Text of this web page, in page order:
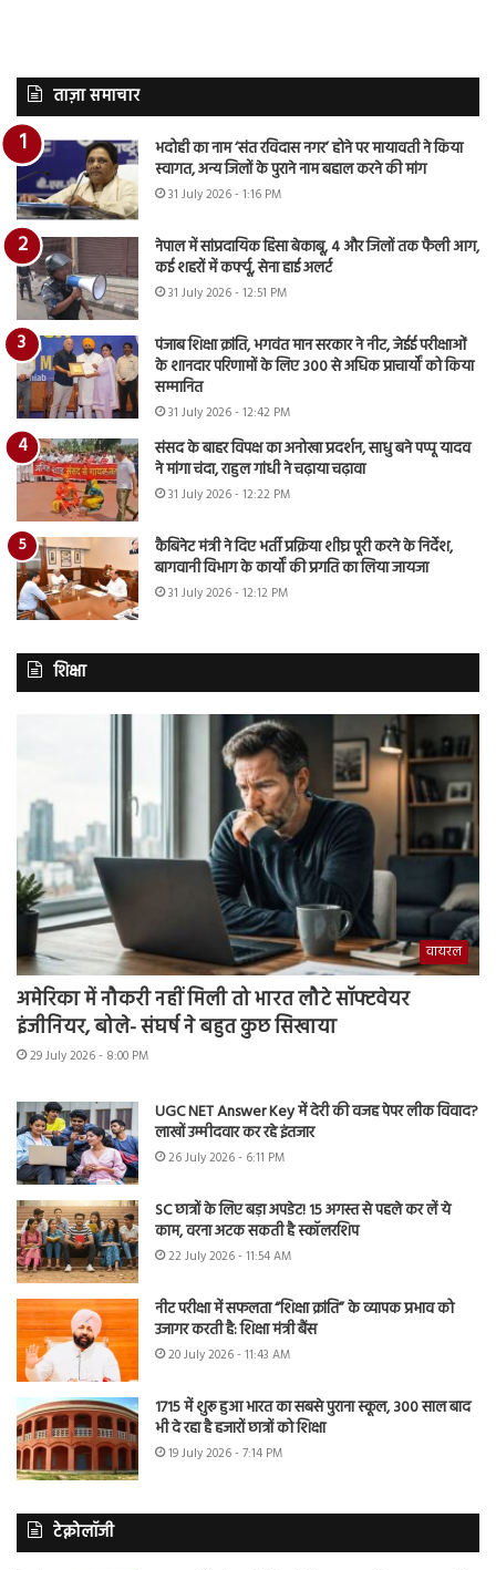
ताज़ा समाचार
भदोही का नाम ‘संत रविदास नगर’ होने पर मायावती ने किया
स्वागत, अन्य जिलों के पुराने नाम बहाल करने की मांग
31 July 2026 - 1:16 PM
नेपाल में सांप्रदायिक हिंसा बेकाबू, 4 और जिलों तक फैली आग,
कई शहरों में कर्फ्यू, सेना हाई अलर्ट
31 July 2026 - 12:51 PM
पंजाब शिक्षा क्रांति, भगवंत मान सरकार ने नीट, जेईई परीक्षाओं
के शानदार परिणामों के लिए 300 से अधिक प्राचार्यों को किया
सम्मानित
31 July 2026 - 12:42 PM
संसद के बाहर विपक्ष का अनोखा प्रदर्शन, साधु बने पप्पू यादव
ने मांगा चंदा, राहुल गांधी ने चढ़ाया चढ़ावा
31 July 2026 - 12:22 PM
कैबिनेट मंत्री ने दिए भर्ती प्रक्रिया शीघ्र पूरी करने के निर्देश,
बागवानी विभाग के कार्यों की प्रगति का लिया जायजा
31 July 2026 - 12:12 PM
शिक्षा
वायरल
अमेरिका में नौकरी नहीं मिली तो भारत लौटे सॉफ्टवेयर
इंजीनियर, बोले- संघर्ष ने बहुत कुछ सिखाया
29 July 2026 - 8:00 PM
UGC NET Answer Key में देरी की वजह पेपर लीक विवाद?
लाखों उम्मीदवार कर रहे इंतजार
26 July 2026 - 6:11 PM
SC छात्रों के लिए बड़ा अपडेट! 15 अगस्त से पहले कर लें ये
काम, वरना अटक सकती है स्कॉलरशिप
22 July 2026 - 11:54 AM
नीट परीक्षा में सफलता “शिक्षा क्रांति” के व्यापक प्रभाव को
उजागर करती है: शिक्षा मंत्री बैंस
20 July 2026 - 11:43 AM
1715 में शुरू हुआ भारत का सबसे पुराना स्कूल, 300 साल बाद
भी दे रहा है हजारों छात्रों को शिक्षा
19 July 2026 - 7:14 PM
टेक्नोलॉजी